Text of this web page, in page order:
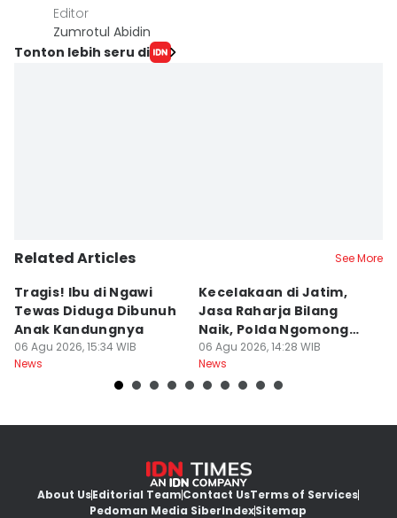
Editor
Zumrotul Abidin
Tonton lebih seru di
Related Articles See More
Tragis! Ibu di Ngawi
Tewas Diduga Dibunuh
Anak Kandungnya
06 Agu 2026, 15:34 WIB
News
Kecelakaan di Jatim,
Jasa Raharja Bilang
Naik, Polda Ngomong
Turun
06 Agu 2026, 14:28 WIB
News
About UsEditorial TeamContact UsTerms of Services
Pedoman Media SiberIndexSitemap